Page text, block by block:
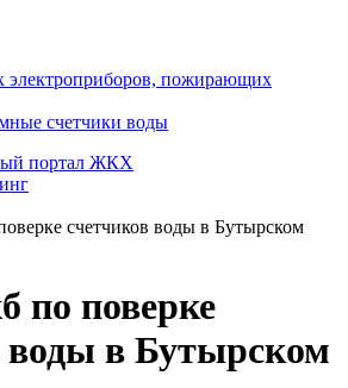
пожирающих
счетчики воды
портал ЖКХ
счетчиков воды в Бутырском
по поверке
воды в Бутырском